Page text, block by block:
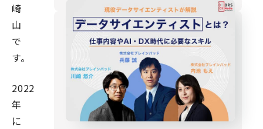
崎
山
で
す。
2022
年
に